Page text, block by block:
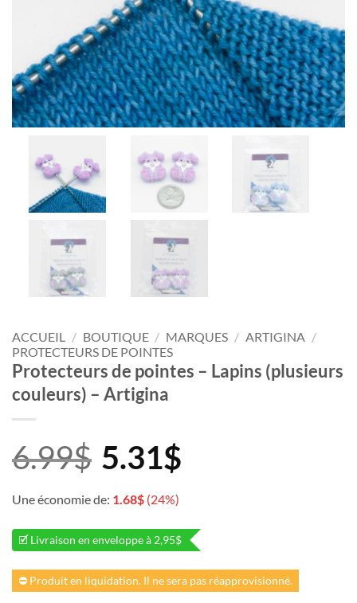
ACCUEIL / BOUTIQUE / MARQUES / ARTIGINA /
PROTECTEURS DE POINTES
Protecteurs de pointes – Lapins (plusieurs
couleurs) – Artigina
6.99$ 5.31$
Une économie de: 1.68$ (24%)
🗹 Livraison en enveloppe à 2,95$
⛔ Produit en liquidation. Il ne sera pas réapprovisionné.